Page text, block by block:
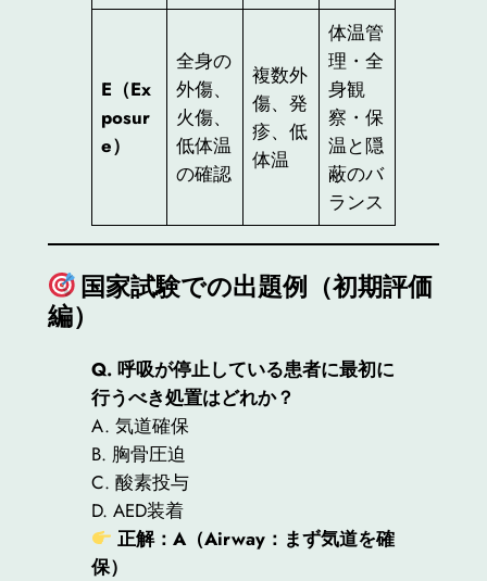
E（Ex
posur
e）
全身の
外傷、
火傷、
低体温
の確認
複数外
傷、発
疹、低
体温
体温管
理・全
身観
察・保
温と隠
蔽のバ
ランス
国家試験での出題例（初期評価
編）
Q. 呼吸が停止している患者に最初に
行うべき処置はどれか？
A. 気道確保
B. 胸骨圧迫
C. 酸素投与
D. AED装着
正解：A（Airway：まず気道を確
保）